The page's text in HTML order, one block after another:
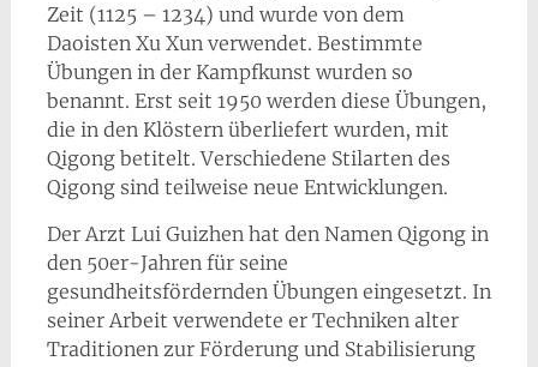
Zeit (1125 – 1234) und wurde von dem
Daoisten Xu Xun verwendet. Bestimmte
Übungen in der Kampfkunst wurden so
benannt. Erst seit 1950 werden diese Übungen,
die in den Klöstern überliefert wurden, mit
Qigong betitelt. Verschiedene Stilarten des
Qigong sind teilweise neue Entwicklungen.
Der Arzt Lui Guizhen hat den Namen Qigong in
den 50er-Jahren für seine
gesundheitsfördernden Übungen eingesetzt. In
seiner Arbeit verwendete er Techniken alter
Traditionen zur Förderung und Stabilisierung